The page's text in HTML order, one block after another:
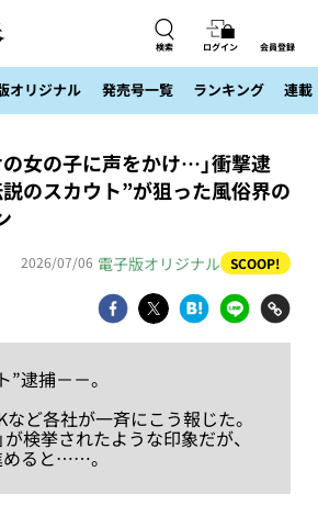
検索 ログイン 会員登録
オリジナル 発売号一覧 ランキング 連載
の女の子に声をかけ…」衝撃逮
のスカウト”が狙った風俗界の
2026/07/06 電子版オリジナル SCOOP!
逮捕－－。
ど各社が一斉にこう報じた。
が検挙されたような印象だが、
ると……。